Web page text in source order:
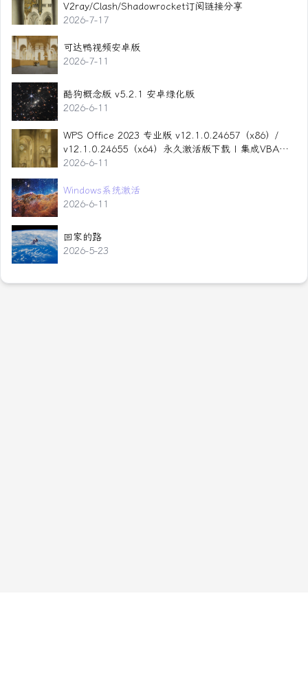
V2ray/Clash/Shadowrocket订阅链接分享
2026-7-17
可达鸭视频安卓版
2026-7-11
酷狗概念版 v5.2.1 安卓绿化版
2026-6-11
WPS Office 2023 专业版 v12.1.0.24657（x86）/
v12.1.0.24655（x64）永久激活版下载 | 集成VBA ·
无云服务 · 全面兼容Office
2026-6-11
Windows系统激活
2026-6-11
回家的路
2026-5-23